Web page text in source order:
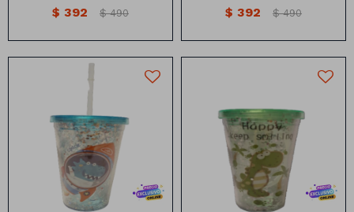
$ 392 $ 490 $ 392 $ 490
Marcadores